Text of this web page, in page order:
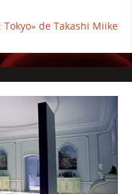
de Takashi Miike